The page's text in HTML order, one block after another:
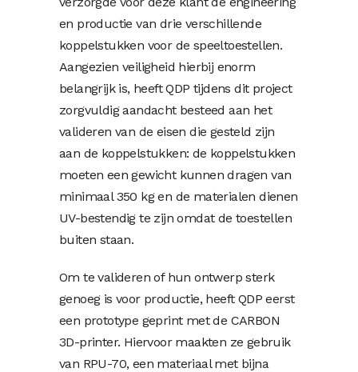
en productie van drie verschillende
koppelstukken voor de speeltoestellen.
Aangezien veiligheid hierbij enorm
belangrijk is, heeft QDP tijdens dit project
zorgvuldig aandacht besteed aan het
valideren van de eisen die gesteld zijn
aan de koppelstukken: de koppelstukken
moeten een gewicht kunnen dragen van
minimaal 350 kg en de materialen dienen
UV-bestendig te zijn omdat de toestellen
buiten staan.
Om te valideren of hun ontwerp sterk
genoeg is voor productie, heeft QDP eerst
een prototype geprint met de CARBON
3D-printer. Hiervoor maakten ze gebruik
van RPU-70, een materiaal met bijna